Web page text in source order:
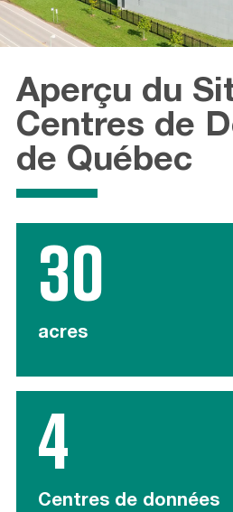
Aperçu du
Centres de
de Québec
30
acres
4
Centres de données